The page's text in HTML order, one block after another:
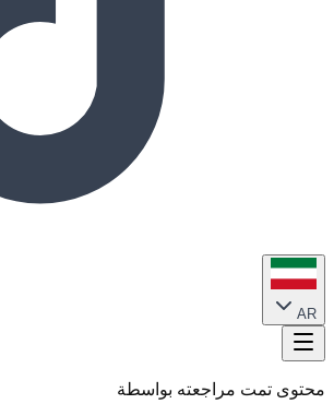
AR
محتوى تمت مراجعته بواسطة